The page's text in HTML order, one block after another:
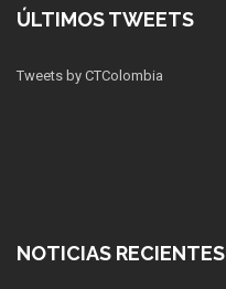
ÚLTIMOS TWEETS
Tweets by CTColombia
NOTICIAS RECIENTES